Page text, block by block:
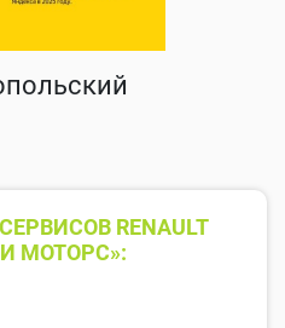
RENAULT
МОТОРС»: